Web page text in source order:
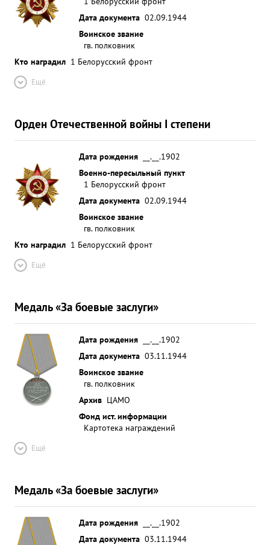
Дата документа 02.09.1944
Воинское звание
гв. полковник
Кто наградил 1 Белорусский фронт
Ещё
Орден Отечественной войны I степени
Дата рождения
__.__.1902
Военно-пересыльный пункт
1 Белорусский фронт
Дата документа 02.09.1944
Воинское звание
гв. полковник
Кто наградил 1 Белорусский фронт
Ещё
Медаль «За боевые заслуги»
Дата рождения
__.__.1902
Дата документа 03.11.1944
Воинское звание
гв. полковник
Архив ЦАМО
Фонд ист. информации
Картотека награждений
Ещё
Медаль «За боевые заслуги»
Дата рождения
__.__.1902
Дата документа 03.11.1944